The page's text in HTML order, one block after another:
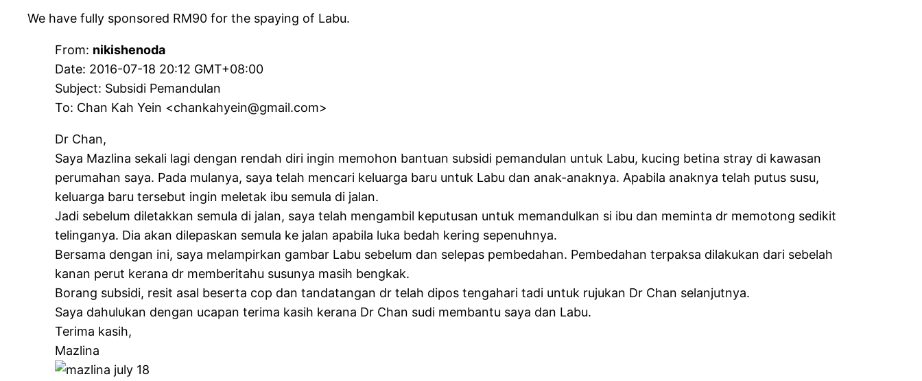
We have fully sponsored RM90 for the spaying of Labu.
From: nikishenoda
Date: 2016-07-18 20:12 GMT+08:00
Subject: Subsidi Pemandulan
To: Chan Kah Yein <chankahyein@gmail.com>
Dr Chan,
Saya Mazlina sekali lagi dengan rendah diri ingin memohon bantuan subsidi pemandulan untuk Labu, kucing betina stray di kawasan
perumahan saya. Pada mulanya, saya telah mencari keluarga baru untuk Labu dan anak-anaknya. Apabila anaknya telah putus susu,
keluarga baru tersebut ingin meletak ibu semula di jalan.
Jadi sebelum diletakkan semula di jalan, saya telah mengambil keputusan untuk memandulkan si ibu dan meminta dr memotong sedikit
telinganya. Dia akan dilepaskan semula ke jalan apabila luka bedah kering sepenuhnya.
Bersama dengan ini, saya melampirkan gambar Labu sebelum dan selepas pembedahan. Pembedahan terpaksa dilakukan dari sebelah
kanan perut kerana dr memberitahu susunya masih bengkak.
Borang subsidi, resit asal beserta cop dan tandatangan dr telah dipos tengahari tadi untuk rujukan Dr Chan selanjutnya.
Saya dahulukan dengan ucapan terima kasih kerana Dr Chan sudi membantu saya dan Labu.
Terima kasih,
Mazlina